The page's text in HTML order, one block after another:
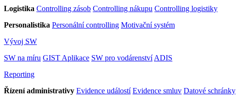
Logistika Controlling zásob Controlling nákupu Controlling logistiky
Personalistika Personální controlling Motivační systém
Vývoj SW
SW na míru GIST Aplikace SW pro vodárenství ADIS
Reporting
Řízení administrativy Evidence událostí Evidence smluv Datové schránky